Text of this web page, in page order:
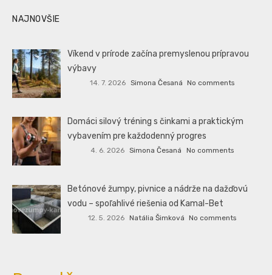
NAJNOVŠIE
Víkend v prírode začína premyslenou prípravou
výbavy
14. 7. 2026 Simona Česaná No comments
Domáci silový tréning s činkami a praktickým
vybavením pre každodenný progres
4. 6. 2026 Simona Česaná No comments
Betónové žumpy, pivnice a nádrže na dažďovú
vodu – spoľahlivé riešenia od Kamal-Bet
12. 5. 2026 Natália Šimková No comments